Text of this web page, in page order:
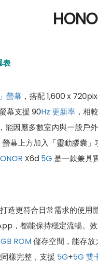
表
螢幕 ，搭配 1,600 x
幕支援 90Hz 更新率 ，相
能因應多數室內與一般戶
幕上方加入「靈動膠囊
X6d 5G 是一款兼具
造更符合日常需求的使用
，都能保持穩定流暢。
GB ROM儲存空間，能存
樣完整，支援 5G+5G 雙